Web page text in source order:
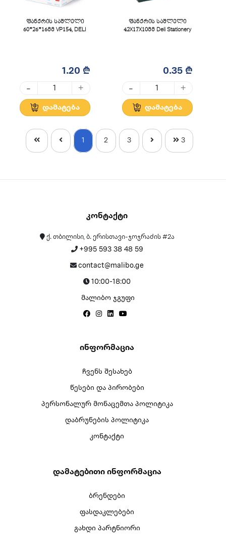
ფანქრის საშლელი
60*26*16მმ VP154, DELI
1.20 ₾
- +
დამატება
ფანქრის საშლელი
42X17X10მმ Deli Stationery
0.35 ₾
- +
დამატება
1 2 3 3
Კონტაქტი
ქ. თბილისი, ბ. ერისთავი-ჯოჯრაძის #2ა
+995 593 38 48 59
contact@malibo.ge
10:00-18:00
მალიბო ჯგუფი
Ინფორმაცია
ჩვენს შესახებ
წესები და პირობები
პერსონალურ მონაცემთა პოლიტიკა
დაბრუნების პოლიტიკა
კონტაქტი
Დამატებითი Ინფორმაცია
ბრენდები
ფასდაკლებები
გახდი პარტნიორი